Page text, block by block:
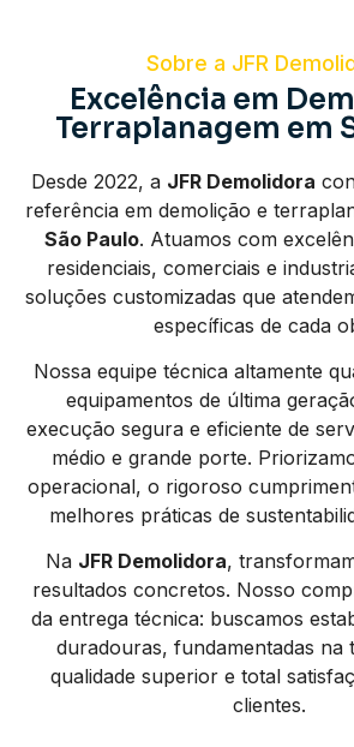
Sobre a JFR
Excelência em
Terraplanagem em
Desde 2022, a JFR Demolidora
referência em demolição e
São Paulo. Atuamos com
residenciais, comerciais e
soluções customizadas que
específicas de cada
Nossa equipe técnica altamente
equipamentos de última
execução segura e eficiente de
médio e grande porte.
operacional, o rigoroso
melhores práticas de
Na JFR Demolidora,
resultados concretos. Nosso
da entrega técnica: buscamos
duradouras, fundamentadas na
qualidade superior e total
clientes.